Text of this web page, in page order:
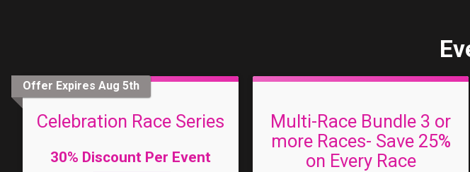
Offer Expires Aug 5th
Celebration Race Series
30% Discount Per Event
Multi-Race Bundle 3 or
more Races- Save 25%
on Every Race